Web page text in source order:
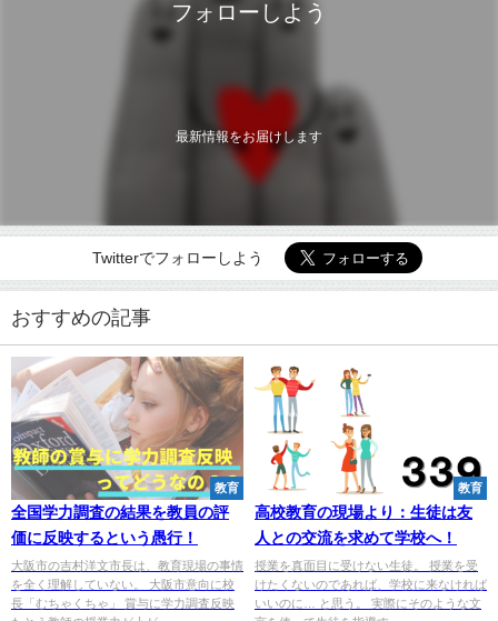
フォローしよう
最新情報をお届けします
Twitterでフォローしよう
おすすめの記事
教育
全国学力調査の結果を教員の評
価に反映するという愚行！
大阪市の吉村洋文市長は、教育現場の事情
を全く理解していない。 大阪市意向に校
長「むちゃくちゃ」 賞与に学力調査反映
教育
高校教育の現場より：生徒は友
人との交流を求めて学校へ！
授業を真面目に受けない生徒。 授業を受
けたくないのであれば、学校に来なければ
いいのに… と思う。 実際にそのような文